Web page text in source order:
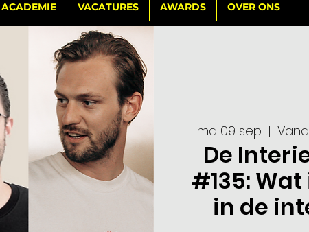
ACADEMIE VACATURES AWARDS OVER ONS
ma 09 sep
  |
De
#135:
in de